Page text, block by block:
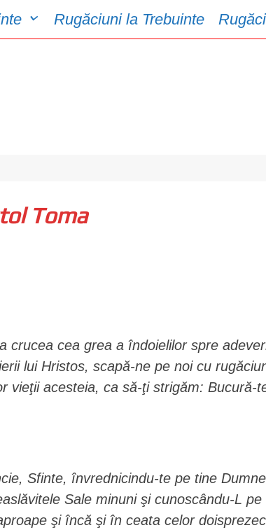
Rugăciuni la Trebuinte
Toma
crucea cea grea a îndoielilor spre
lui Hristos, scapă-ne pe noi cu
vieţii acesteia, ca să-ţi strigăm: Bucură-
Sfinte, învrednicindu-te pe tine
Sale minuni şi cunoscându-L pe
şi încă şi în ceata celor